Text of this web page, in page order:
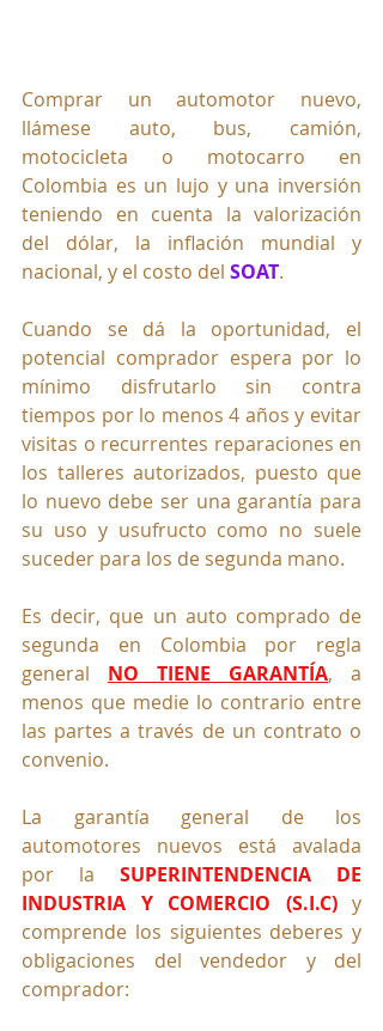
Comprar un automotor nuevo,
llámese auto, bus, camión,
motocicleta o motocarro en
Colombia es un lujo y una inversión
teniendo en cuenta la valorización
del dólar, la inflación mundial y
nacional, y el costo del SOAT.
Cuando se dá la oportunidad, el
potencial comprador espera por lo
mínimo disfrutarlo sin contra
tiempos por lo menos 4 años y evitar
visitas o recurrentes reparaciones en
los talleres autorizados, puesto que
lo nuevo debe ser una garantía para
su uso y usufructo como no suele
suceder para los de segunda mano.
Es decir, que un auto comprado de
segunda en Colombia por regla
general NO TIENE GARANTÍA, a
menos que medie lo contrario entre
las partes a través de un contrato o
convenio.
La garantía general de los
automotores nuevos está avalada
por la SUPERINTENDENCIA DE
INDUSTRIA Y COMERCIO (S.I.C) y
comprende los siguientes deberes y
obligaciones del vendedor y del
comprador: